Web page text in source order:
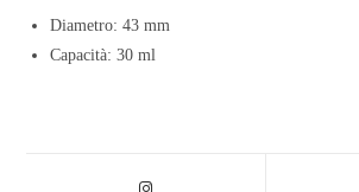
Diametro: 43 mm
Capacità: 30 ml